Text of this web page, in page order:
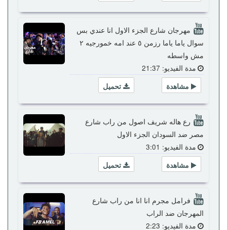
مهرجان شارع الجزء الاول انا عندي بس
سوال ياما ياما رزمن ٥ عند امه خمورجيه ٢
مش واسطه
مدة الفيديو: 21:37
تحميل
مشاهدة
رع هاله شريف اصول من راب شارع
مصر ضد السودان الجزء الاول
مدة الفيديو: 3:01
تحميل
مشاهدة
فرامل مجرم انا انا من راب شارع
المهرجان ضد الراب
مدة الفيديو: 2:23